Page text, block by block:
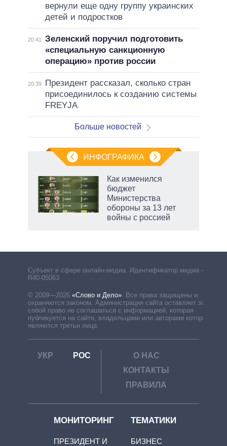
вернули еще одну группу украинских
детей и подростков
20:41
Зеленский поручил подготовить
«специальную санкционную
операцию» против россии
20:39
Президент рассказал, сколько стран
присоединилось к созданию системы
FREYJA
Больше новостей
ИНФОГРАФИКА
Как изменился
бюджет
Министерства
обороны за 13 лет
войны с россией
Субъект в сфере онлайн-медиа. Идентификатор медиа –
R40-05063
© 2009—2026 «Слово и Дело»
Все права защищены и
охраняются законом. Администрация сайта оставляет за
собой право не соглашаться с информацией, которая
публикуется на сайте, владельцами или авторами которой
являются третьи лица.
УКР РОС
О НАС
КОНТАКТЫ
ПРАВИЛА
МОНИТОРИНГ
ПРЕЗИДЕНТ И
ТЕМАТИКИ
БИЗНЕС